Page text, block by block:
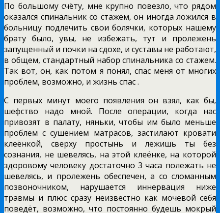
По большому счёту, мне крупно повезло, что рядом
оказался спинальник со стажем, он иногда ложился в
больницу подлечить свои болячки, которых нашему
брату было, увы, не избежать, тут и пролежень
запущенный и почки на сдохе, и суставы не работают,
в общем, стандартный набор спинальника со стажем.
Так вот, он, как потом я понял, спас меня от многих
проблем, возможно, и жизнь спас .
С первых минут моего появления он взял, как бы,
шефство надо мной. После операции, когда нас
привозят в палату, няньки, чтобы им было меньше
проблем с сушением матрасов, застилают кровати
клеёнкой, сверху простынь и лежишь ты без
сознания, не шевелясь, на этой клеёнке, на которой
здоровому человеку достаточно 3 часа полежать не
шевелясь, и пролежень обеспечен, а со сломанным
позвоночником, нарушается иннервация ниже
травмы и плюс сразу неизвестно как мочевой себя
поведёт, возможно, что постоянно будешь мокрый